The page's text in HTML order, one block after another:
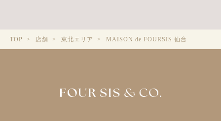
TOP 店舗 東北エリア MAISON de FOURSIS 仙台